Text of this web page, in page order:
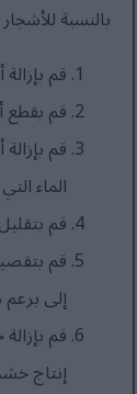
بالنسبة
قم
قم بقطع
قم
الماء
قم
قم
إلى
إنتاج